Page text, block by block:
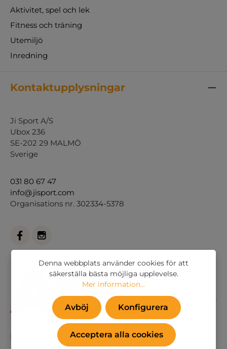
Aktivitet, spel och lek
Fitness och träning
Utemiljö
Inredning
Kontaktupplysningar
Ji Sport A/S
Ubox 236
SE-202 29 MALMÖ
Sverige
031 80 67 47
info@jisport.com
Organisations nr. 302334-5378
Eller via vårt kontaktformulär.
Denna webbplats använder cookies för att
säkerställa bästa möjliga upplevelse.
Mer information...
Avböj Konfigurera
Acceptera alla cookies